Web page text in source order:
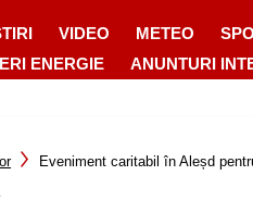
VIDEO METEO
ENERGIE
ANUNTURI
Eveniment caritabil în Aleșd